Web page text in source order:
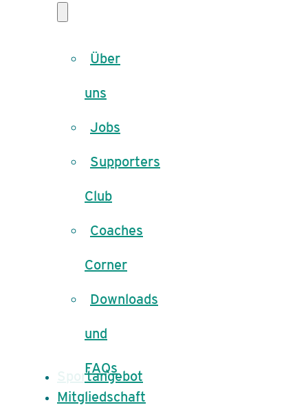
Über
uns
Jobs
Supporters
Club
Coaches
Corner
Downloads
und
FAQs
Sportangebot
Mitgliedschaft